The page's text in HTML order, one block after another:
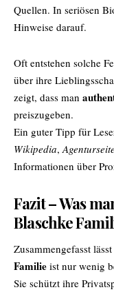
Quellen. In seriösen
Hinweise darauf.
Oft entstehen solche
über ihre
zeigt, dass man
preiszugeben.
Ein guter Tipp für
Wikipedia,
Informationen über
Fazit – Was
Blaschke
Zusammengefasst
Familie ist nur wenig
Sie schützt ihre